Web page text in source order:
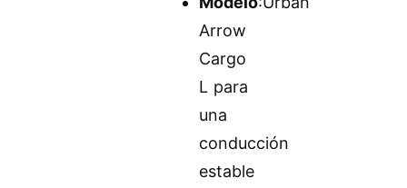
Arrow
Cargo
L para
una
conducción
estable